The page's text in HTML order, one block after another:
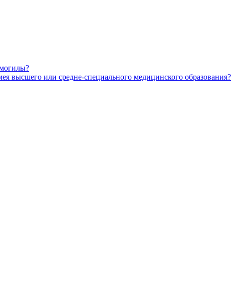
высшего или средне-специального медицинского образования?